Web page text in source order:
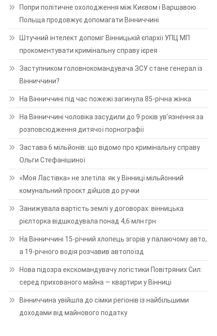
Попри політичне охолодження між Києвом і Варшавою
Польща продовжує допомагати Вінниччині
Штучний інтелект допоміг Вінницькій єпархії УПЦ МП
прокоментувати кримінальну справу ієрея
Заступником головнокомандувача ЗСУ стане генерал із
Вінниччини?
На Вінниччині під час пожежі загинула 85-річна жінка
На Вінниччині чоловіка засудили до 9 років ув’язнення за
розповсюдження дитячої порнографії
Застава 6 мільйонів: що відомо про кримінальну справу
Ольги Стефанішиної
«Моя Ластівка» не злетіла: як у Вінниці мільйонний
комунальний проєкт дійшов до ручки
Занижувала вартість землі у договорах: вінницька
рієлторка відшкодувала понад 4,6 млн грн
На Вінниччині 15-річний хлопець згорів у палаючому авто,
а 19-річного водія розчавив автопоїзд
Нова підозра екскомандувачу логістики Повітряних Сил:
серед прихованого майна — квартири у Вінниці
Вінниччина увійшла до сімки регіонів із найбільшими
доходами від майнового податку